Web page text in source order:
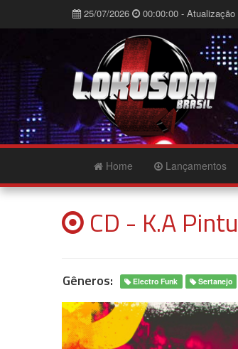
25/07/2026 00:00:00 - Atualização
Home Lançamentos
CD - K.A
Gêneros: Electro Funk Sertanejo